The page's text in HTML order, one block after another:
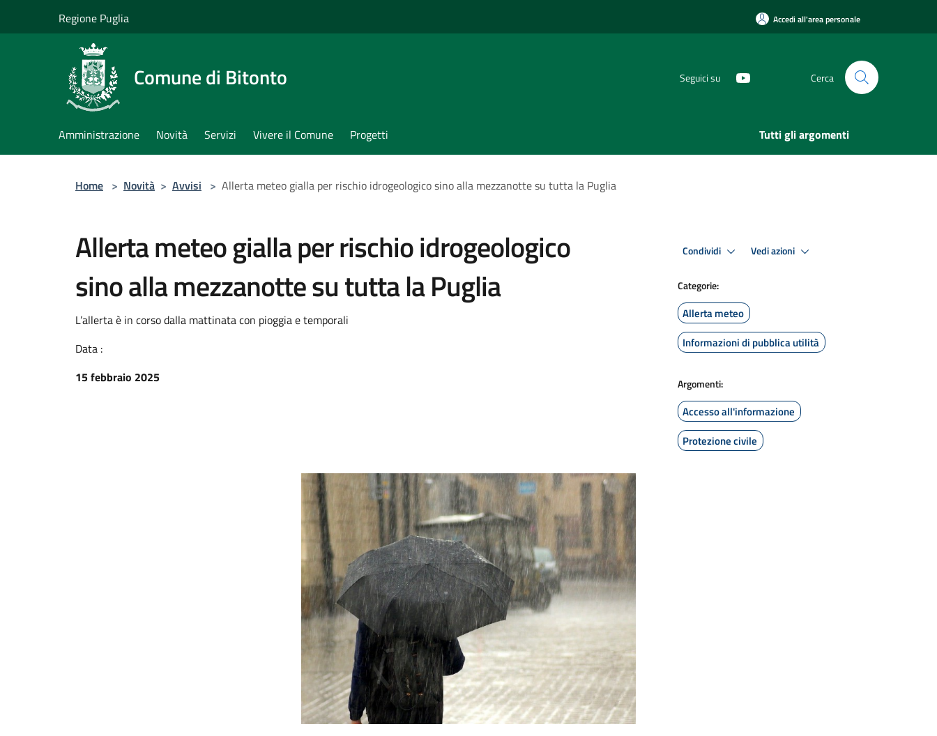
Regione Puglia Accedi all'area personale
Comune di Bitonto Seguici su Cerca
Amministrazione Novità Servizi Vivere il Comune Progetti Tutti gli argomenti
Home > Novità > Avvisi > Allerta meteo gialla per rischio idrogeologico sino alla mezzanotte su tutta la Puglia
Allerta meteo gialla per rischio idrogeologico
sino alla mezzanotte su tutta la Puglia
L’allerta è in corso dalla mattinata con pioggia e temporali
Data :
15 febbraio 2025
Condividi Vedi azioni
Categorie:
Allerta meteo
Informazioni di pubblica utilità
Argomenti:
Accesso all'informazione
Protezione civile